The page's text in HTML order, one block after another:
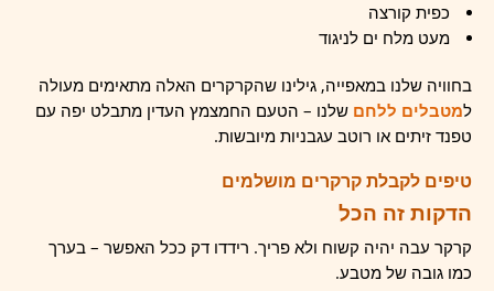
כפית קורצה
מעט מלח ים לניגוד
בחוויה שלנו במאפייה, גילינו שהקרקרים האלה מתאימים מעולה
למטבלים ללחם שלנו – הטעם החמצמץ העדין מתבלט יפה עם
טפנד זיתים או רוטב עגבניות מיובשות.
טיפים לקבלת קרקרים מושלמים
הדקות זה הכל
קרקר עבה יהיה קשוח ולא פריך. רידדו דק ככל האפשר – בערך
כמו גובה של מטבע.